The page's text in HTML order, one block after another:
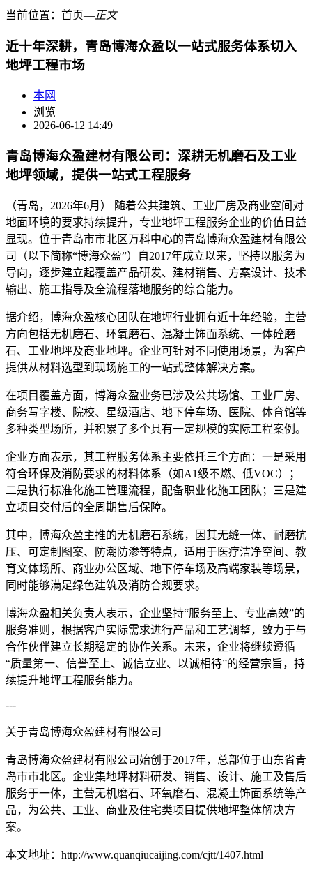
当前位置： 首页―正文
近十年深耕，青岛博海众盈以一站式服务体系切入
地坪工程市场
本网
浏览
2026-06-12 14:49
青岛博海众盈建材有限公司：深耕无机磨石及工业
地坪领域，提供一站式工程服务
（青岛，2026年6月） 随着公共建筑、工业厂房及商业空间对
地面环境的要求持续提升，专业地坪工程服务企业的价值日益
显现。位于青岛市市北区万科中心的青岛博海众盈建材有限公
司（以下简称“博海众盈”）自2017年成立以来，坚持以服务为
导向，逐步建立起覆盖产品研发、建材销售、方案设计、技术
输出、施工指导及全流程落地服务的综合能力。
据介绍，博海众盈核心团队在地坪行业拥有近十年经验，主营
方向包括无机磨石、环氧磨石、混凝土饰面系统、一体砼磨
石、工业地坪及商业地坪。企业可针对不同使用场景，为客户
提供从材料选型到现场施工的一站式整体解决方案。
在项目覆盖方面，博海众盈业务已涉及公共场馆、工业厂房、
商务写字楼、院校、星级酒店、地下停车场、医院、体育馆等
多种类型场所，并积累了多个具有一定规模的实际工程案例。
企业方面表示，其工程服务体系主要依托三个方面：一是采用
符合环保及消防要求的材料体系（如A1级不燃、低VOC）；
二是执行标准化施工管理流程，配备职业化施工团队；三是建
立项目交付后的全周期售后保障。
其中，博海众盈主推的无机磨石系统，因其无缝一体、耐磨抗
压、可定制图案、防潮防渗等特点，适用于医疗洁净空间、教
育文体场所、商业办公区域、地下停车场及高端家装等场景，
同时能够满足绿色建筑及消防合规要求。
博海众盈相关负责人表示，企业坚持“服务至上、专业高效”的
服务准则，根据客户实际需求进行产品和工艺调整，致力于与
合作伙伴建立长期稳定的协作关系。未来，企业将继续遵循
“质量第一、信誉至上、诚信立业、以诚相待”的经营宗旨，持
续提升地坪工程服务能力。
---
关于青岛博海众盈建材有限公司
青岛博海众盈建材有限公司始创于2017年，总部位于山东省青
岛市市北区。企业集地坪材料研发、销售、设计、施工及售后
服务于一体，主营无机磨石、环氧磨石、混凝土饰面系统等产
品，为公共、工业、商业及住宅类项目提供地坪整体解决方
案。
本文地址：http://www.quanqiucaijing.com/cjtt/1407.html